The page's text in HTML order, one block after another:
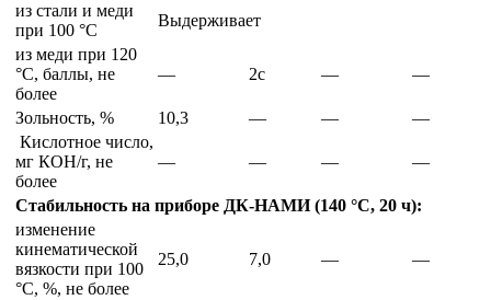
из стали и меди
при 100 °С
Выдерживает
из меди при 120
°С, баллы, не
более
— 2с — —
Зольность, % 10,3 — —
—
Кислотное число,
мг КОН/г, не
более
— — — —
Стабильность на приборе ДК-НАМИ (140 °С, 20 ч):
изменение
кинематической
вязкости при 100
°С, %, не более
25,0 7,0 — —